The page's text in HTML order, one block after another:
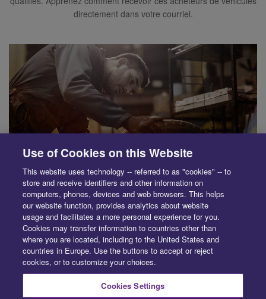
directement dans votre courriel.
FOURNISSEURS
Sauvez du temps et facilitez votre processus d’achat de pièces.
Apprenez comment s’approvisionner rapidement en pièces
recyclées, de rechange ou de manufacturier d’origine.
Use of Cookies on this Website
This website uses technology -- referred to as "cookies" -- to
store and receive identifiers and other information on
computers, phones, devices and web browsers. This helps
our website function, provides analytics about website
usage and facilitates a more personal experience for you.
Cookies may transfer information to countries other than
where you are located, including to the United States and
countries in Europe. Use the buttons to accept or reject
cookies, or to customize your choices.
Cookies Settings